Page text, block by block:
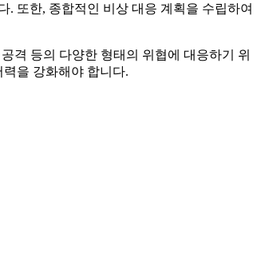
. 또한, 종합적인 비상 대응 계획을 수립하여
격 등의 다양한 형태의 위협에 대응하기 위
을 강화해야 합니다.